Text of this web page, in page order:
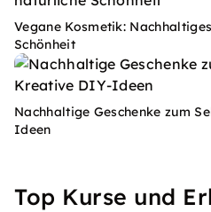
Vegane Kosmetik:
Schönheit
Nachhaltige Geschenke zum
Ideen
Top Kurse und